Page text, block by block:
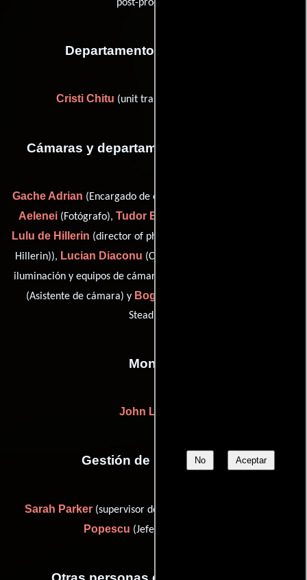
No Aceptar
post-producción)
Departamento de transporte
Cristi Chitu (unit transportation manager)
Cámaras y departamento de electricidad
Gache Adrian (Encargado de equipamiento de cámara),
Aelenei(Fotógrafo), Tudor Badica
Lulu de Hillerin (director of photography: second unit (as Lulu
Hillerin)), Lucian Diaconu (Capataz),
iluminación y equipos de cámara: segunda u),
(Asistente de cámara) y Bogdan Stanciu
Steadicam)
Montaje
John Lafferty
Gestión de producción
Sarah Parker(supervisor de post-producción) y
Popescu (Jefe de producción)